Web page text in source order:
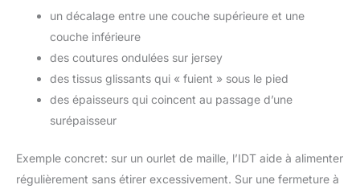
un décalage entre une couche supérieure et une
couche inférieure
des coutures ondulées sur jersey
des tissus glissants qui « fuient » sous le pied
des épaisseurs qui coincent au passage d’une
surépaisseur
Exemple concret: sur un ourlet de maille, l’IDT aide à alimenter
régulièrement sans étirer excessivement. Sur une fermeture à